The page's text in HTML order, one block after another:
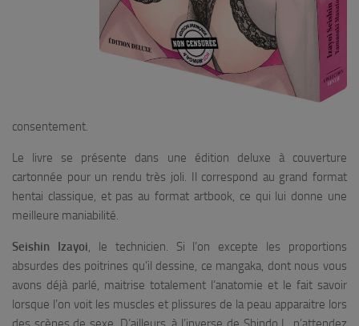
consentement.
Le livre se présente dans une édition deluxe à couverture
cartonnée pour un rendu très joli. Il correspond au grand format
hentai classique, et pas au format artbook, ce qui lui donne une
meilleure maniabilité.
Seishin Izayoi, le technicien. Si l’on excepte les proportions
absurdes des poitrines qu’il dessine, ce mangaka, dont nous vous
avons déjà parlé, maitrise totalement l’anatomie et le fait savoir
lorsque l’on voit les muscles et plissures de la peau apparaitre lors